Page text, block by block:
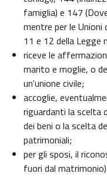
famiglia) e 147
mentre per le
11 e 12 della Legge
riceve le
marito e moglie, o
un'unione civile;
accoglie,
riguardanti la scelta
dei beni o la scelta
patrimoniali;
per gli sposi, il
fuori dal matrimonio).